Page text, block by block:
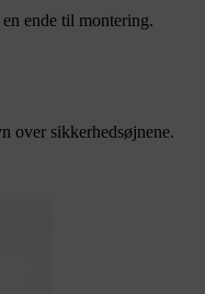
ende til montering.
over sikkerhedsøjnene.